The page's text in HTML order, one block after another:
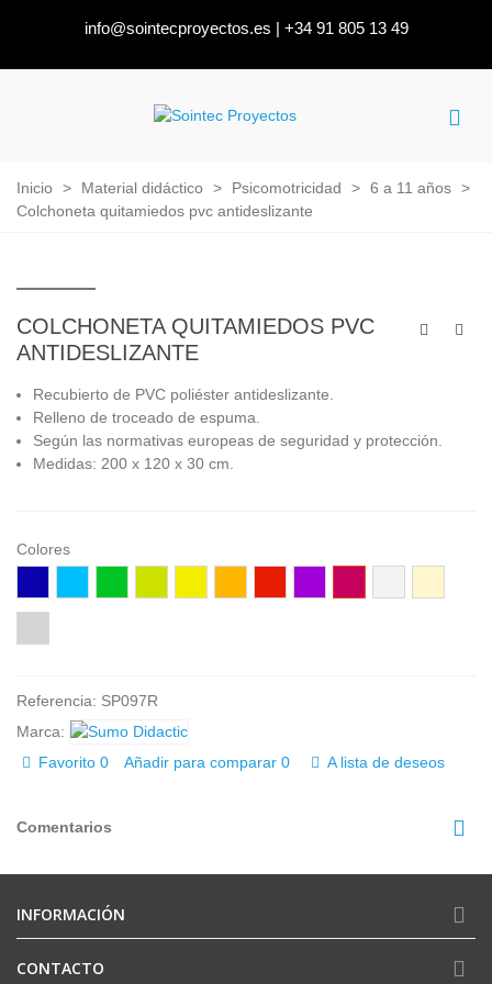
info@sointecproyectos.es | +34 91 805 13 49
Inicio > Material didáctico > Psicomotricidad > 6 a 11 años >
Colchoneta quitamiedos pvc antideslizante
COLCHONETA QUITAMIEDOS PVC
ANTIDESLIZANTE
Recubierto de PVC poliéster antideslizante.
Relleno de troceado de espuma.
Según las normativas europeas de seguridad y protección.
Medidas: 200 x 120 x 30 cm.
Colores
Referencia: SP097R
Marca:
Favorito 0 Añadir para comparar 0 A lista de deseos
Comentarios
INFORMACIÓN
CONTACTO